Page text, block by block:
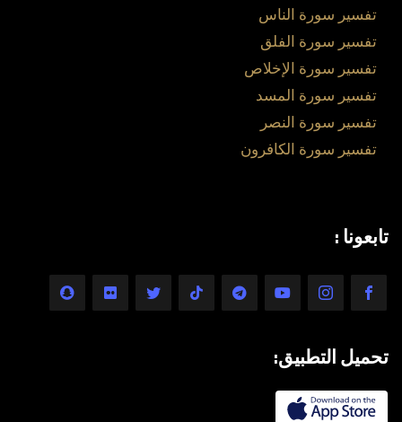
تفسير سورة الناس
تفسير سورة الفلق
تفسير سورة الإخلاص
تفسير سورة المسد
تفسير سورة النصر
تفسير سورة الكافرون
تابعونا :
تحميل التطبيق: